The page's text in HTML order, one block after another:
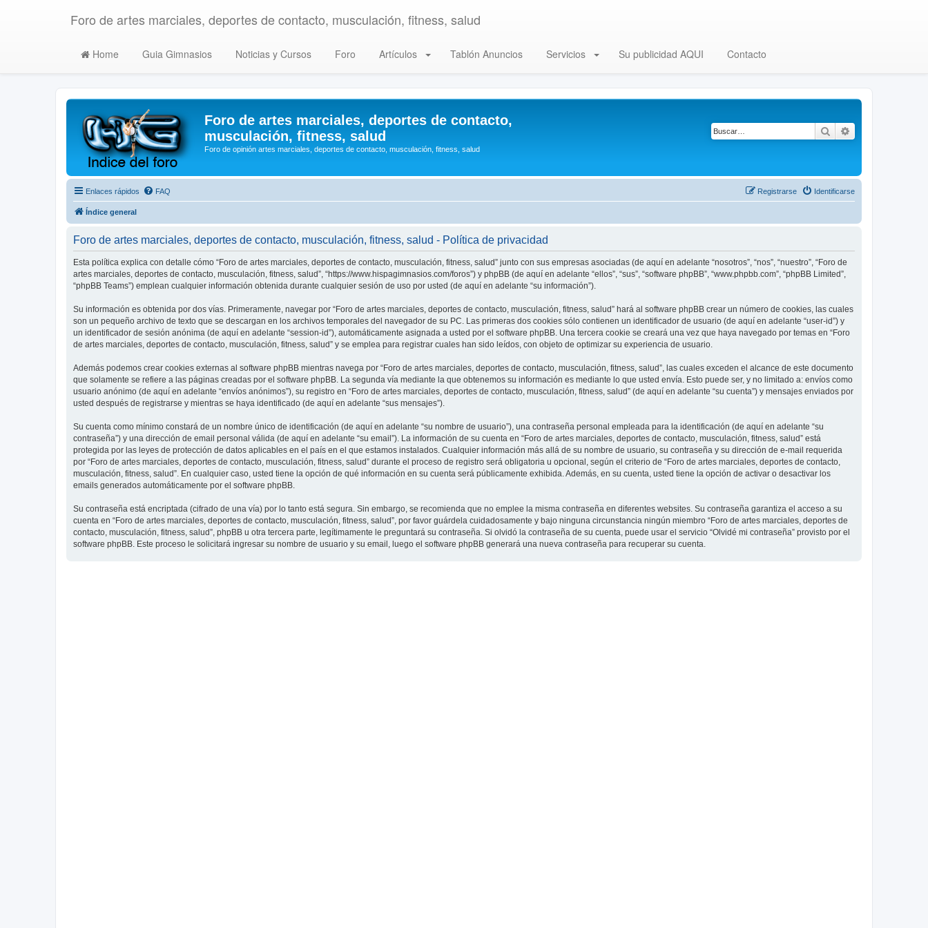
Foro de artes marciales, deportes de contacto, musculación, fitness, salud
Home Guia Gimnasios Noticias y Cursos Foro Artículos Tablón Anuncios Servicios Su publicidad AQUI Contacto
Foro de artes marciales, deportes de contacto,
musculación, fitness, salud
Foro de opinión artes marciales, deportes de contacto, musculación, fitness, salud
Buscar
Enlaces rápidos FAQ Identificarse
Registrarse
Índice general
Foro de artes marciales, deportes de contacto, musculación, fitness, salud - Política de privacidad
Esta política explica con detalle cómo “Foro de artes marciales, deportes de contacto, musculación, fitness, salud” junto con sus empresas asociadas (de aquí en adelante “nosotros”, “nos”, “nuestro”, “Foro de
artes marciales, deportes de contacto, musculación, fitness, salud”, “https://www.hispagimnasios.com/foros”) y phpBB (de aquí en adelante “ellos”, “sus”, “software phpBB”, “www.phpbb.com”, “phpBB Limited”,
“phpBB Teams”) emplean cualquier información obtenida durante cualquier sesión de uso por usted (de aquí en adelante “su información”).
Su información es obtenida por dos vías. Primeramente, navegar por “Foro de artes marciales, deportes de contacto, musculación, fitness, salud” hará al software phpBB crear un número de cookies, las cuales
son un pequeño archivo de texto que se descargan en los archivos temporales del navegador de su PC. Las primeras dos cookies sólo contienen un identificador de usuario (de aquí en adelante “user-id”) y
un identificador de sesión anónima (de aquí en adelante “session-id”), automáticamente asignada a usted por el software phpBB. Una tercera cookie se creará una vez que haya navegado por temas en “Foro
de artes marciales, deportes de contacto, musculación, fitness, salud” y se emplea para registrar cuales han sido leídos, con objeto de optimizar su experiencia de usuario.
Además podemos crear cookies externas al software phpBB mientras navega por “Foro de artes marciales, deportes de contacto, musculación, fitness, salud”, las cuales exceden el alcance de este documento
que solamente se refiere a las páginas creadas por el software phpBB. La segunda vía mediante la que obtenemos su información es mediante lo que usted envía. Esto puede ser, y no limitado a: envíos como
usuario anónimo (de aquí en adelante “envíos anónimos”), su registro en “Foro de artes marciales, deportes de contacto, musculación, fitness, salud” (de aquí en adelante “su cuenta”) y mensajes enviados por
usted después de registrarse y mientras se haya identificado (de aquí en adelante “sus mensajes”).
Su cuenta como mínimo constará de un nombre único de identificación (de aquí en adelante “su nombre de usuario”), una contraseña personal empleada para la identificación (de aquí en adelante “su
contraseña”) y una dirección de email personal válida (de aquí en adelante “su email”). La información de su cuenta en “Foro de artes marciales, deportes de contacto, musculación, fitness, salud” está
protegida por las leyes de protección de datos aplicables en el país en el que estamos instalados. Cualquier información más allá de su nombre de usuario, su contraseña y su dirección de e-mail requerida
por “Foro de artes marciales, deportes de contacto, musculación, fitness, salud” durante el proceso de registro será obligatoria u opcional, según el criterio de “Foro de artes marciales, deportes de contacto,
musculación, fitness, salud”. En cualquier caso, usted tiene la opción de qué información en su cuenta será públicamente exhibida. Además, en su cuenta, usted tiene la opción de activar o desactivar los
emails generados automáticamente por el software phpBB.
Su contraseña está encriptada (cifrado de una vía) por lo tanto está segura. Sin embargo, se recomienda que no emplee la misma contraseña en diferentes websites. Su contraseña garantiza el acceso a su
cuenta en “Foro de artes marciales, deportes de contacto, musculación, fitness, salud”, por favor guárdela cuidadosamente y bajo ninguna circunstancia ningún miembro “Foro de artes marciales, deportes de
contacto, musculación, fitness, salud”, phpBB u otra tercera parte, legítimamente le preguntará su contraseña. Si olvidó la contraseña de su cuenta, puede usar el servicio “Olvidé mi contraseña” provisto por el
software phpBB. Este proceso le solicitará ingresar su nombre de usuario y su email, luego el software phpBB generará una nueva contraseña para recuperar su cuenta.